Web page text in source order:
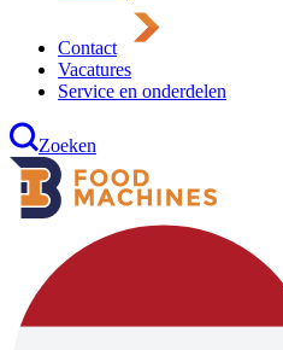
Contact
Vacatures
Service en onderdelen
Zoeken